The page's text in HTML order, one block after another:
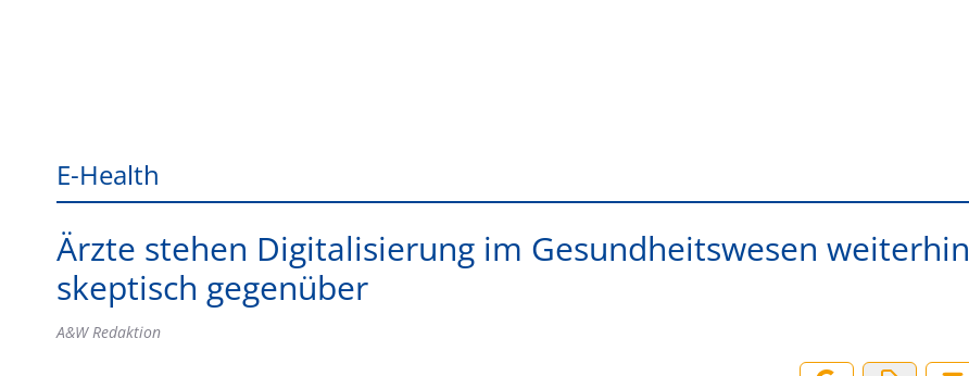
E-Health
Ärzte stehen Digitalisierung im Gesundheitswesen weiterhin
skeptisch gegenüber
A&W Redaktion